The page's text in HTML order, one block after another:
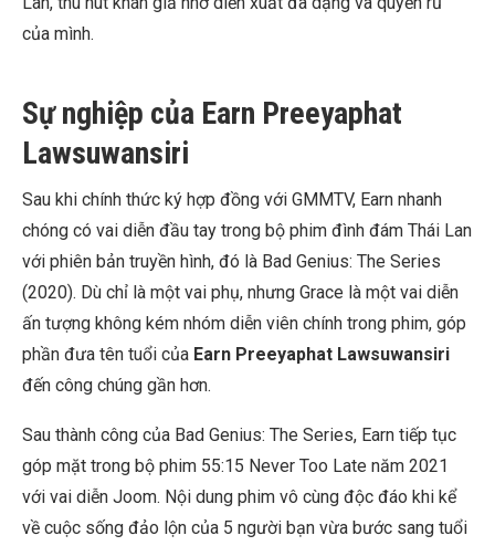
của mình.
Sự nghiệp của Earn Preeyaphat
Lawsuwansiri
Sau khi chính thức ký hợp đồng với GMMTV, Earn nhanh
chóng có vai diễn đầu tay trong bộ phim đình đám Thái Lan
với phiên bản truyền hình, đó là Bad Genius: The Series
(2020). Dù chỉ là một vai phụ, nhưng Grace là một vai diễn
ấn tượng không kém nhóm diễn viên chính trong phim, góp
phần đưa tên tuổi của Earn Preeyaphat Lawsuwansiri
đến công chúng gần hơn.
Sau thành công của Bad Genius: The Series, Earn tiếp tục
góp mặt trong bộ phim 55:15 Never Too Late năm 2021
với vai diễn Joom. Nội dung phim vô cùng độc đáo khi kể
về cuộc sống đảo lộn của 5 người bạn vừa bước sang tuổi